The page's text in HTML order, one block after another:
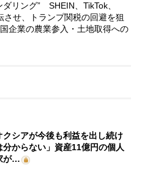
リング” SHEIN、TikTok、
せ、トランプ関税の回避を狙
企業の農業参入・土地取得への
クシアが今後も利益を出し続け
分からない」資産11億円の個人
が…